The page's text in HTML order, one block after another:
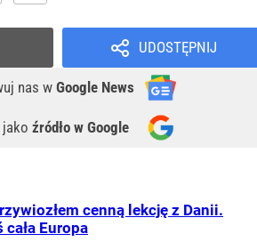
UDOSTĘPNIJ
nas w Google News
jako źródło w Google
cenną lekcję z Danii.
Europa